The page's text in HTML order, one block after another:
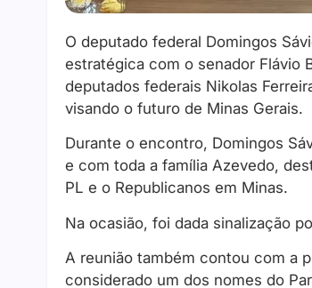
O deputado federal Domingos
estratégica com o senador Flávio
deputados federais Nikolas
visando o futuro de Minas Gerais.
Durante o encontro, Domingos
e com toda a família Azevedo,
PL e o Republicanos em Minas.
Na ocasião, foi dada sinalização
A reunião também contou com a
considerado um dos nomes do